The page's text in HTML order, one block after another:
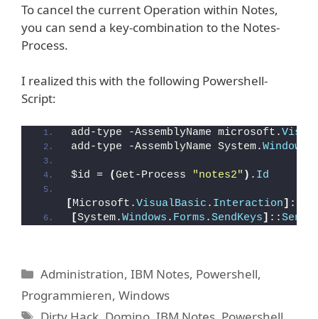
To cancel the current Operation within Notes,
you can send a key-combination to the Notes-
Process.
I realized this with the following Powershell-
Script:
add-type -AssemblyName microsoft.
add-type -AssemblyName System.Windows
$id = (Get-Process "notes2" ) . Id
[Microsoft.VisualBasic . Interaction] ::
[System.Windows . Forms .SendKeys] ::
Kategorien
Administration,IBM Notes, Powershell,
Programmieren, Windows
Schlagwörter